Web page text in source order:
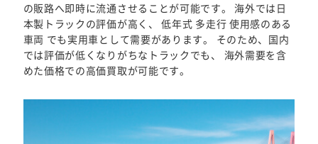
の販路へ即時に流通させることが可能です。 海外では日
本製トラックの評価が高く、 低年式 多走行 使用感のある
車両 でも実用車として需要があります。 そのため、国内
では評価が低くなりがちなトラックでも、 海外需要を含
めた価格での高価買取が可能です。